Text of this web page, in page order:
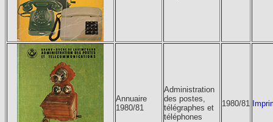
Annuaire
1980/81
Administration
des postes,
télégraphes et
téléphones
1980/81